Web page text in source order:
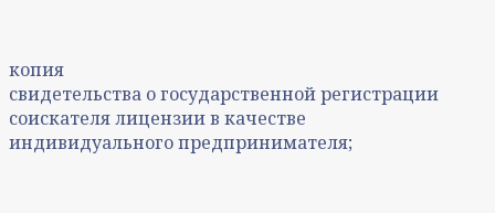
копия
свидетельства о государственной регистрации
соискателя лицензии в качестве
индивидуального предпринимателя;